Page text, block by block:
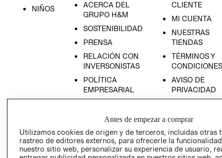
NIÑOS
ACERCA DEL
GRUPO H&M
SOSTENIBILIDAD
PRENSA
RELACIÓN CON
INVERSONISTAS
POLÍTICA
EMPRESARIAL
CLIENTE
MI CUENTA
NUESTRAS
TIENDAS
TÉRMINOS Y
CONDICIONES
AVISO DE
PRIVACIDAD
AVISO DE
LIBRO DE
Antes de empezar a comprar
Utilizamos cookies de origen y de terceros, incluidas otras
rastreo de editores externos, para ofrecerle la
nuestro sitio web, personalizar su experiencia de usuario,